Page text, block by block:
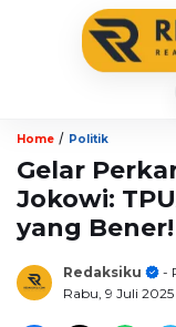
Home / Politik
Gelar
Jokowi:
yang Bener!
Redaksiku
-
Rabu, 9 Juli 2025